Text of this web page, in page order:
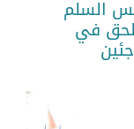
السلم
في